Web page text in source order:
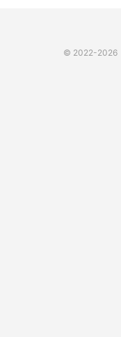
© 2022-2026